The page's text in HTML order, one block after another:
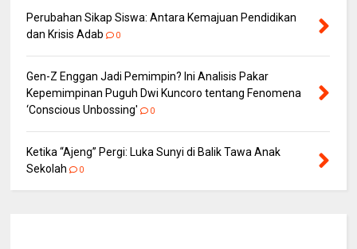
Perubahan Sikap Siswa: Antara Kemajuan Pendidikan
dan Krisis Adab
0
Gen-Z Enggan Jadi Pemimpin? Ini Analisis Pakar
Kepemimpinan Puguh Dwi Kuncoro tentang Fenomena
‘Conscious Unbossing'
0
Ketika “Ajeng” Pergi: Luka Sunyi di Balik Tawa Anak
Sekolah
0